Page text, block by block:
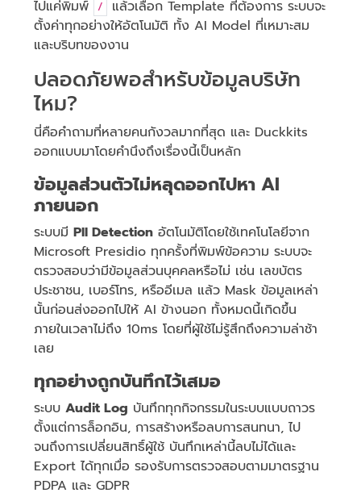
ไปแค่พิมพ์ /
แล้วเลือก Template ที่ต้องการ ระบบจะ
ตั้งค่าทุกอย่างให้อัตโนมัติ ทั้ง AI Model ที่เหมาะสม
และบริบทของงาน
ปลอดภัยพอสำหรับข้อมูลบริษัท
ไหม?
นี่คือคำถามที่หลายคนกังวลมากที่สุด และ Duckkits
ออกแบบมาโดยคำนึงถึงเรื่องนี้เป็นหลัก
ข้อมูลส่วนตัวไม่หลุดออกไปหา AI
ภายนอก
ระบบมี PII Detection อัตโนมัติโดยใช้เทคโนโลยีจาก
Microsoft Presidio ทุกครั้งที่พิมพ์ข้อความ ระบบจะ
ตรวจสอบว่ามีข้อมูลส่วนบุคคลหรือไม่ เช่น เลขบัตร
ประชาชน, เบอร์โทร, หรืออีเมล แล้ว Mask ข้อมูลเหล่า
นั้นก่อนส่งออกไปให้ AI ข้างนอก ทั้งหมดนี้เกิดขึ้น
ภายในเวลาไม่ถึง 10ms โดยที่ผู้ใช้ไม่รู้สึกถึงความล่าช้า
เลย
ทุกอย่างถูกบันทึกไว้เสมอ
ระบบ Audit Log บันทึกทุกกิจกรรมในระบบแบบถาวร
ตั้งแต่การล็อกอิน, การสร้างหรือลบการสนทนา, ไป
จนถึงการเปลี่ยนสิทธิ์ผู้ใช้ บันทึกเหล่านี้ลบไม่ได้และ
Export ได้ทุกเมื่อ รองรับการตรวจสอบตามมาตรฐาน
PDPA และ GDPR